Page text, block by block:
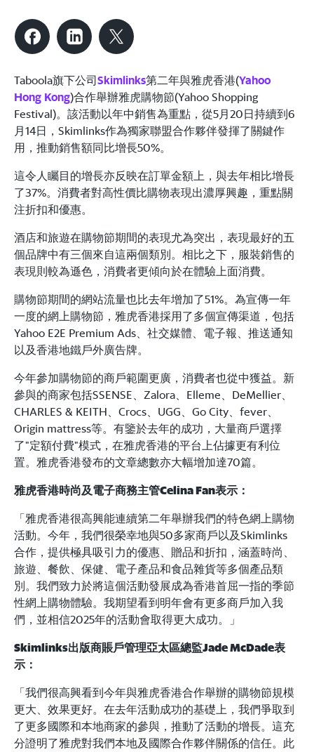
Taboola旗下公司Skimlinks第二年與雅虎香港(Yahoo
Hong Kong)合作舉辦雅虎購物節(Yahoo Shopping
Festival)。該活動以年中銷售為重點，從5月20日持續到6
月14日，Skimlinks作為獨家聯盟合作夥伴發揮了關鍵作
用，推動銷售額同比增長50%。
這令人矚目的增長亦反映在訂單金額上，與去年相比增長
了37%。消費者對高性價比購物表現出濃厚興趣，重點關
注折扣和優惠。
酒店和旅遊在購物節期間的表現尤為突出，表現最好的五
個品牌中有三個來自這兩個類別。相比之下，服裝銷售的
表現則較為遜色，消費者更傾向於在體驗上面消費。
購物節期間的網站流量也比去年增加了51%。為宣傳一年
一度的網上購物節，雅虎香港採用了多個宣傳渠道，包括
Yahoo E2E Premium Ads、社交媒體、電子報、推送通知
以及香港地鐵戶外廣告牌。
今年參加購物節的商戶範圍更廣，消費者也從中獲益。新
參與的商家包括SSENSE、Zalora、Elleme、DeMellier、
CHARLES & KEITH、Crocs、UGG、Go City、fever、
Origin mattress等。有鑒於去年的成功，大量商戶選擇
了"定額付費"模式，在雅虎香港的平台上佔據更有利位
置。雅虎香港發布的文章總數亦大幅增加達70篇。
雅虎香港時尚及電子商務主管Celina Fan表示：
「雅虎香港很高興能連續第二年舉辦我們的特色網上購物
活動。今年，我們很榮幸地與50多家商戶以及Skimlinks
合作，提供極具吸引力的優惠、贈品和折扣，涵蓋時尚、
旅遊、餐飲、保健、電子產品和食品雜貨等多個產品類
別。我們致力於將這個活動發展成為香港首屈一指的季節
性網上購物體驗。我期望看到明年會有更多商戶加入我
們，並相信2025年的活動會取得更大成功。」
Skimlinks出版商賬戶管理亞太區總監Jade McDade表
示：
「我們很高興看到今年與雅虎香港合作舉辦的購物節規模
更大、效果更好。在去年活動成功的基礎上，我們爭取到
了更多國際和本地商家的參與，推動了活動的增長。這充
分證明了雅虎對我們本地及國際合作夥伴關係的信任。此